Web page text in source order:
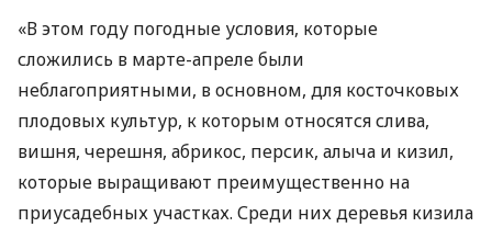
«В этом году погодные условия, которые
сложились в марте-апреле были
неблагоприятными, в основном, для косточковых
плодовых культур, к которым относятся слива,
вишня, черешня, абрикос, персик, алыча и кизил,
которые выращивают преимущественно на
приусадебных участках. Среди них деревья кизила